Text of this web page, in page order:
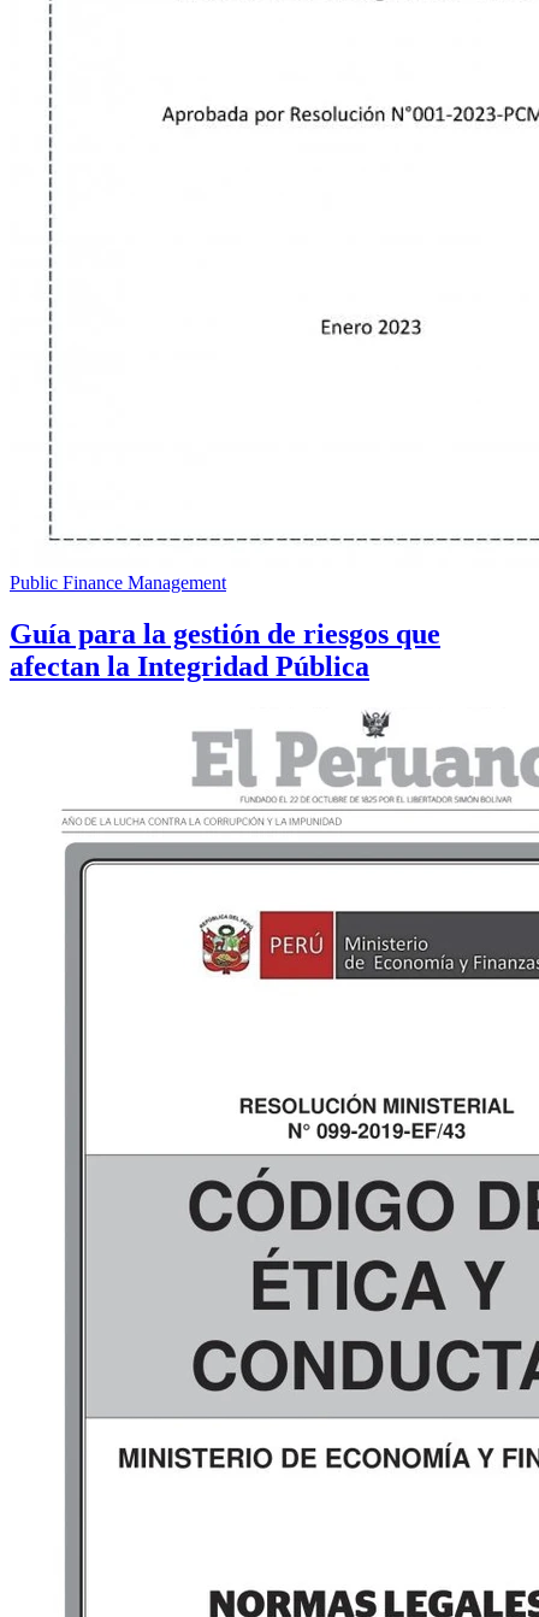
Public Finance Management
Guía para la gestión de riesgos que
afectan la Integridad Pública